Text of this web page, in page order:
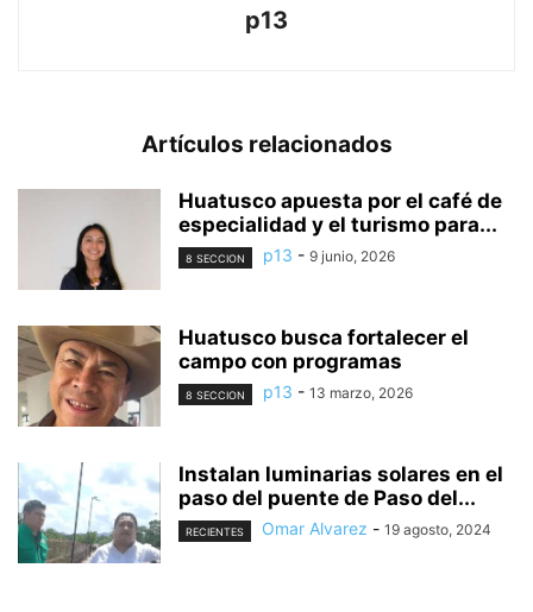
p13
Artículos relacionados
Huatusco apuesta por el café de
especialidad y el turismo para...
8 SECCION p13 - 9 junio, 2026
Huatusco busca fortalecer el
campo con programas
8 SECCION p13 - 13 marzo, 2026
Instalan luminarias solares en el
paso del puente de Paso del...
RECIENTES Omar Alvarez - 19 agosto, 2024